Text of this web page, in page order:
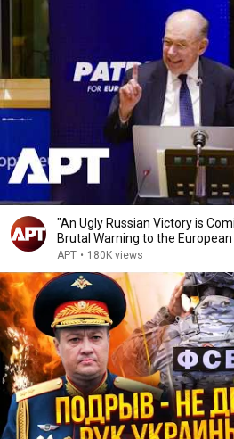
"An Ugly Russian Victory is
Brutal Warning to the
APT • 180K views